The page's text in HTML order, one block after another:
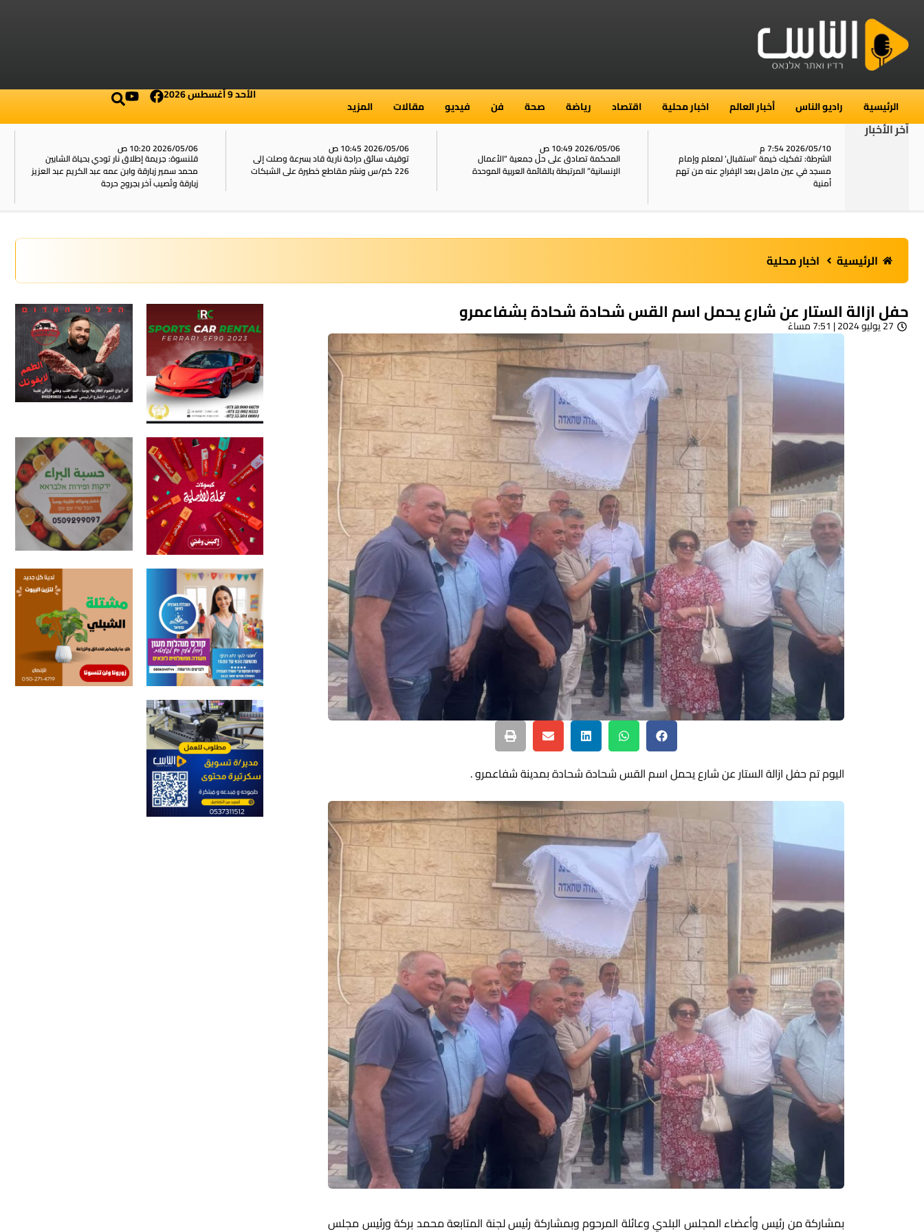
الرئيسية راديو الناس أخبار العالم اخبار محلية اقتصاد رياضة صحة فن فيديو مقالات المزيد
الأحد 9 أغسطس 2026
آخر الأخبار
2026/05/10 7:54 م
الشرطة: تفكيك خيمة ‘استقبال‘ لمعلم وإمام
مسجد في عين ماهل بعد الإفراج عنه من تهم
أمنية
2026/05/06 10:49 ص
المحكمة تصادق على حلّ جمعية “الأعمال
الإنسانية” المرتبطة بالقائمة العربية الموحدة
2026/05/06 10:45 ص
توقيف سائق دراجة نارية قاد بسرعة وصلت إلى
226 كم/س ونشر مقاطع خطيرة على الشبكات
2026/05/06 10:20 ص
قلنسوة: جريمة إطلاق نار تودي بحياة الشابين
محمد سمير زبارقة وابن عمه عبد الكريم عبد العزيز
زبارقة وتُصيب آخر بجروح حرجة
الرئيسية اخبار محلية
حفل ازالة الستار عن شارع يحمل اسم القس شحادة شحادة بشفاعمرو
27 يوليو 2024 | 7:51 مساءً
اليوم تم حفل ازالة الستار عن شارع يحمل اسم القس شحادة شحادة بمدينة شفاعمرو .
بمشاركة من رئيس وأعضاء المجلس البلدي وعائلة المرحوم وبمشاركة رئيس لجنة المتابعة محمد بركة ورئيس مجلس